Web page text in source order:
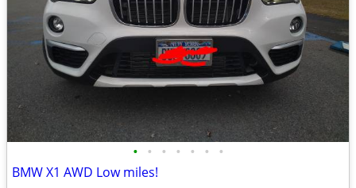
• • • • • • •
BMW X1 AWD Low miles!